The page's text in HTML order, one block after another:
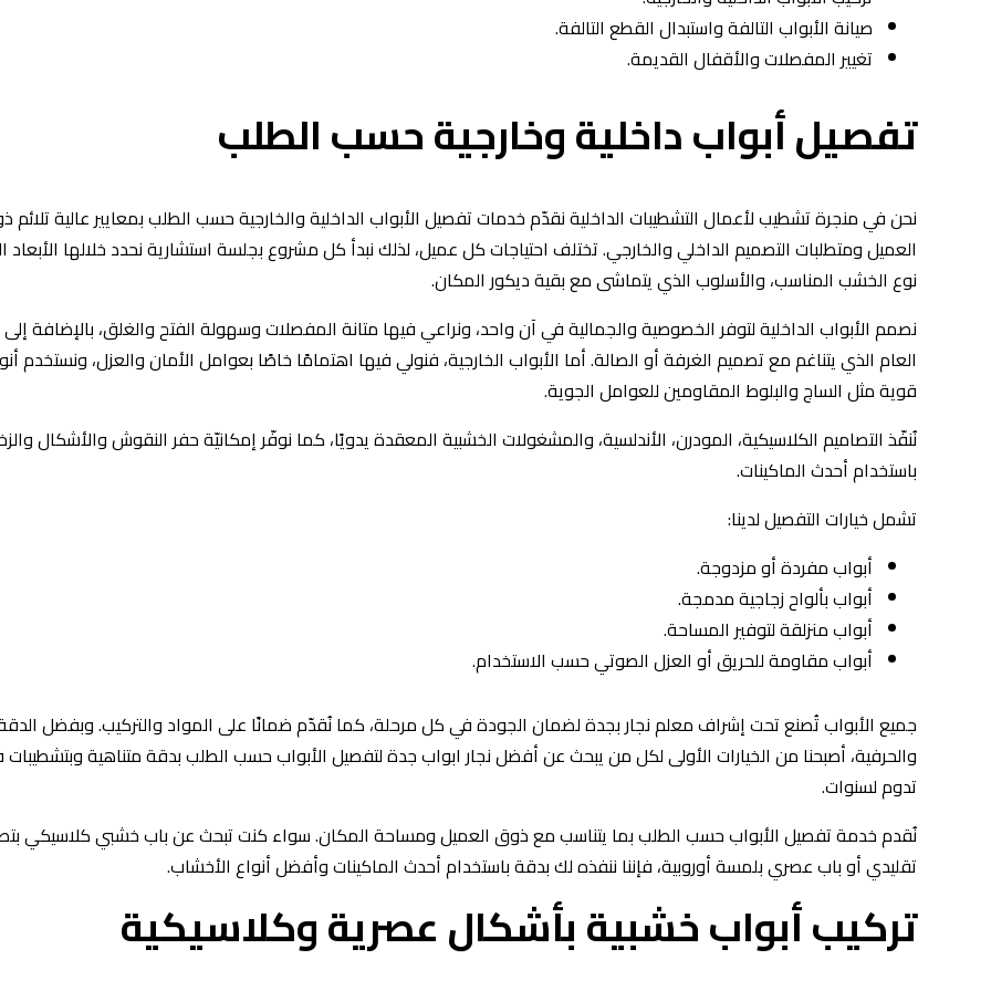
صيانة الأبواب التالفة واستبدال القطع التالفة.
تغيير المفصلات والأقفال القديمة.
تفصيل أبواب داخلية وخارجية حسب الطلب
نحن في منجرة تشطيب لأعمال التشطيبات الداخلية نقدّم خدمات تفصيل الأبواب الداخلية والخارجية حسب الطلب بمعايير عالية تلائم
العميل ومتطلبات التصميم الداخلي والخارجي. تختلف احتياجات كل عميل، لذلك نبدأ كل مشروع بجلسة استشارية نحدد خلالها الأبعاد
نوع الخشب المناسب، والأسلوب الذي يتماشى مع بقية ديكور المكان.
نصمم الأبواب الداخلية لتوفر الخصوصية والجمالية في آن واحد، ونراعي فيها متانة المفصلات وسهولة الفتح والغلق، بالإضافة
العام الذي يتناغم مع تصميم الغرفة أو الصالة. أما الأبواب الخارجية، فنولي فيها اهتمامًا خاصًا بعوامل الأمان والعزل، ونستخدم
قوية مثل الساج والبلوط المقاومين للعوامل الجوية.
نُنفّذ التصاميم الكلاسيكية، المودرن، الأندلسية، والمشغولات الخشبية المعقدة يدويًا، كما نوفّر إمكانيّة حفر النقوش والأشكال
باستخدام أحدث الماكينات.
تشمل خيارات التفصيل لدينا:
أبواب مفردة أو مزدوجة.
أبواب بألواح زجاجية مدمجة.
أبواب منزلقة لتوفير المساحة.
أبواب مقاومة للحريق أو العزل الصوتي حسب الاستخدام.
جميع الأبواب تُصنع تحت إشراف معلم نجار بجدة لضمان الجودة في كل مرحلة، كما نُقدّم ضمانًا على المواد والتركيب. وبفضل
والحرفية، أصبحنا من الخيارات الأولى لكل من يبحث عن أفضل نجار ابواب جدة لتفصيل الأبواب حسب الطلب بدقة متناهية وبتشطيبات
تدوم لسنوات.
نُقدم خدمة تفصيل الأبواب حسب الطلب بما يتناسب مع ذوق العميل ومساحة المكان. سواء كنت تبحث عن باب خشبي كلاسيكي
تقليدي أو باب عصري بلمسة أوروبية، فإننا ننفذه لك بدقة باستخدام أحدث الماكينات وأفضل أنواع الأخشاب.
تركيب أبواب خشبية بأشكال عصرية وكلاسيكية